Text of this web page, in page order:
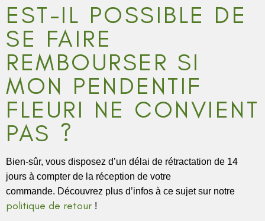
EST-IL POSSIBLE DE
SE FAIRE
REMBOURSER SI
MON PENDENTIF
FLEURI NE CONVIENT
PAS ?
Bien-sûr, vous disposez d’un délai de rétractation de 14
jours à compter de la réception de votre
commande. Découvrez plus d’infos à ce sujet sur notre
politique de retour !